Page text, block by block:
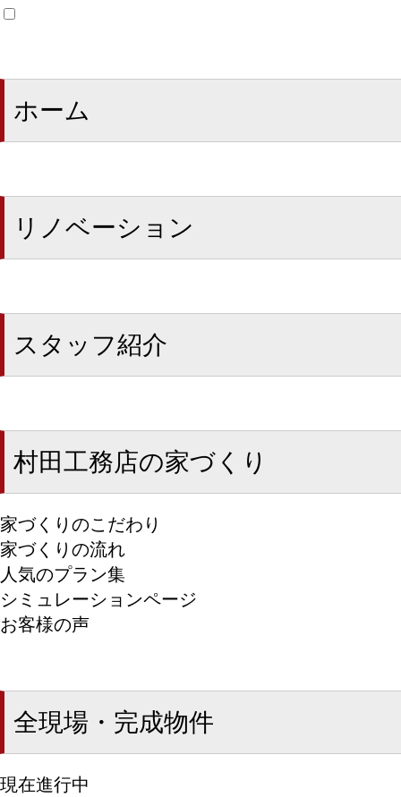
ホーム
リノベーション
スタッフ紹介
村田工務店の家づくり
家づくりのこだわり
家づくりの流れ
人気のプラン集
シミュレーションページ
お客様の声
全現場・完成物件
現在進行中